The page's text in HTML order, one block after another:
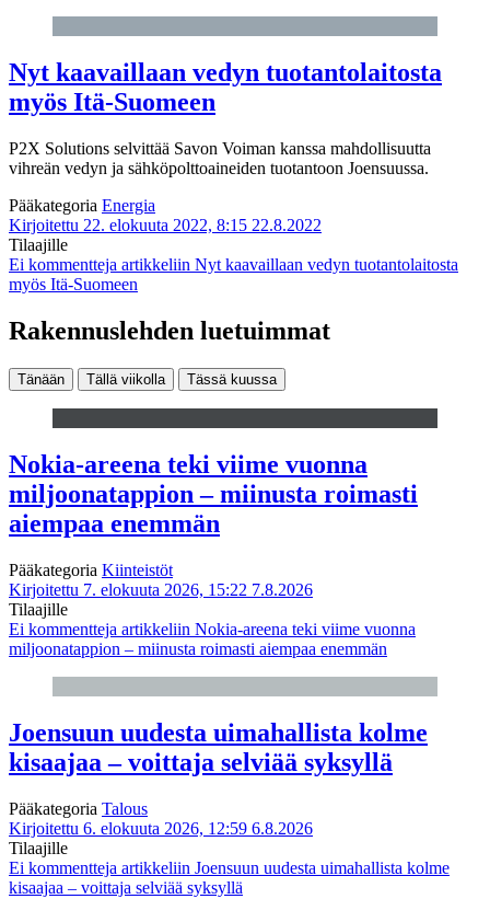
Nyt kaavaillaan vedyn tuotantolaitosta
myös Itä-Suomeen
P2X Solutions selvittää Savon Voiman kanssa mahdollisuutta
vihreän vedyn ja sähköpolttoaineiden tuotantoon Joensuussa.
Pääkategoria Energia
Kirjoitettu 22. elokuuta 2022, 8:15 22.8.2022
Tilaajille
Ei kommentteja artikkeliin Nyt kaavaillaan vedyn tuotantolaitosta
myös Itä-Suomeen
Rakennuslehden luetuimmat
Tänään Tällä viikolla Tässä kuussa
Nokia-areena teki viime vuonna
miljoonatappion – miinusta roimasti
aiempaa enemmän
Pääkategoria Kiinteistöt
Kirjoitettu 7. elokuuta 2026, 15:22 7.8.2026
Tilaajille
Ei kommentteja artikkeliin Nokia-areena teki viime vuonna
miljoonatappion – miinusta roimasti aiempaa enemmän
Joensuun uudesta uimahallista kolme
kisaajaa – voittaja selviää syksyllä
Pääkategoria Talous
Kirjoitettu 6. elokuuta 2026, 12:59 6.8.2026
Tilaajille
Ei kommentteja artikkeliin Joensuun uudesta uimahallista kolme
kisaajaa – voittaja selviää syksyllä